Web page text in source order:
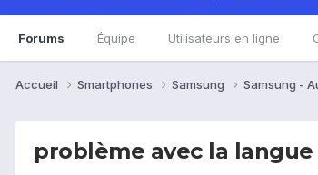
Forums Équipe Utilisateurs en ligne
Accueil Smartphones Samsung Samsung -
problème avec la langue